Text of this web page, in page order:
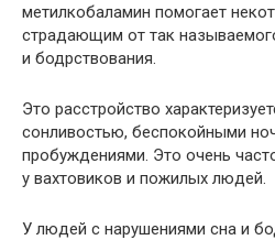
метилкобаламин помогает
страдающим от так
и бодрствования.
Это расстройство
сонливостью, беспокойными
пробуждениями. Это очень
у вахтовиков и пожилых людей.
У людей с нарушениями сна и